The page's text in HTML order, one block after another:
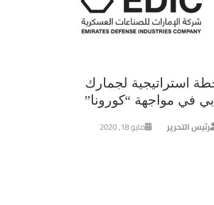
استراتيجية لجمارك
في مواجهة “كورونا”
رئيس التحرير مايو 18, 2020